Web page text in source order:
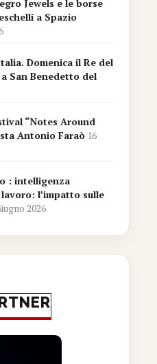
Jewels e le borse
a Spazio
Domenica il Re del
San Benedetto del
“Notes Around
Antonio Faraò 16
: intelligenza
l’impatto sulle
2026